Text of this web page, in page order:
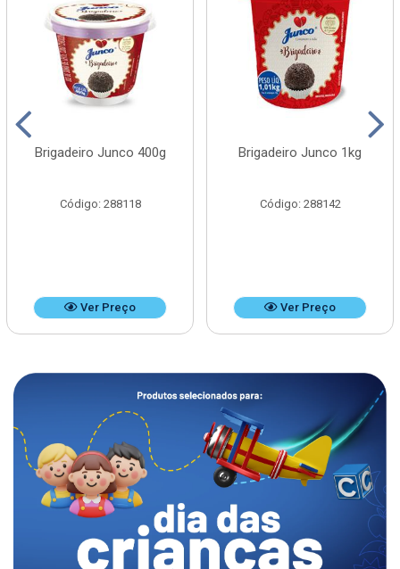
Brigadeiro Junco 400g
Código: 288118
Ver Preço
Brigadeiro Junco 1kg
Código: 288142
Ver Preço